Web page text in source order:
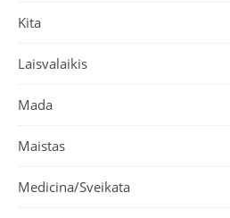
Kita
Laisvalaikis
Mada
Maistas
Medicina/Sveikata